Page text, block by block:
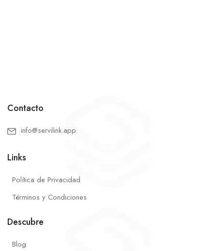
Contacto
info@servilink.app
Links
Política de Privacidad
Términos y Condiciones
Descubre
Blog